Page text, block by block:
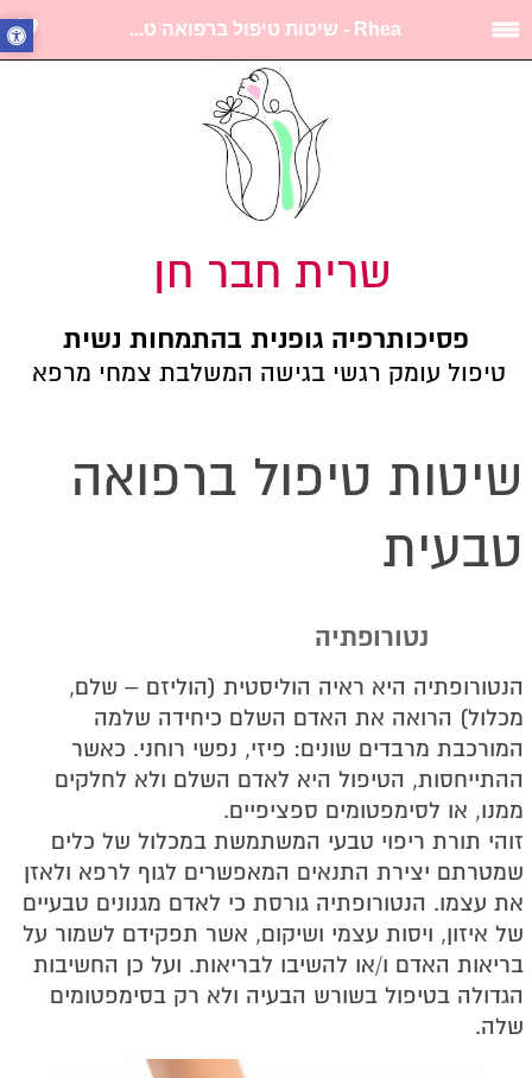
Rhea - שיטות טיפול ברפואה ט...
שרית חבר חן
פסיכותרפיה גופנית בהתמחות נשית
טיפול עומק רגשי בגישה המשלבת צמחי מרפא
הנטורופתיה היא ראיה הוליסטית (הוליזם – שלם,
מכלול) הרואה את האדם השלם כיחידה שלמה
המורכבת מרבדים שונים: פיזי, נפשי רוחני. כאשר
ההתייחסות, הטיפול היא לאדם השלם ולא לחלקים
ממנו, או לסימפטומים ספציפיים.
זוהי תורת ריפוי טבעי המשתמשת במכלול של כלים
שמטרתם יצירת התנאים המאפשרים לגוף לרפא ולאזן
את עצמו. הנטורופתיה גורסת כי לאדם מגנונים טבעיים
של איזון, ויסות עצמי ושיקום, אשר תפקידם לשמור על
בריאות האדם ו/או להשיבו לבריאות. ועל כן החשיבות
הגדולה בטיפול בשורש הבעיה ולא רק בסימפטומים
שלה.
שיטות טיפול ברפואה
טבעית
נטורופתיה